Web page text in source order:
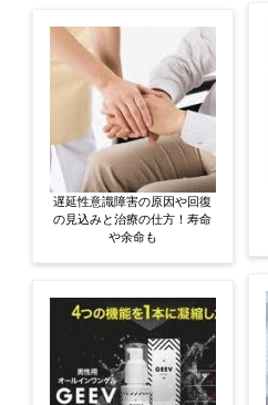
遅延性意識障害の原因や回復
の見込みと治療の仕方！寿命
や余命も